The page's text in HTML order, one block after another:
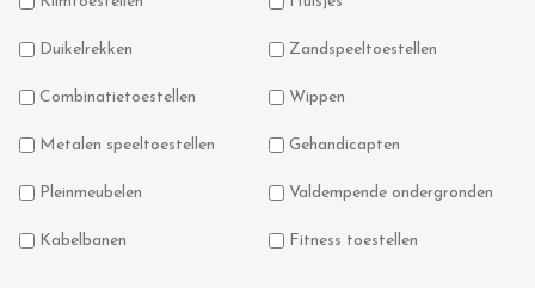
Duikelrekken Zandspeeltoestellen
Combinatietoestellen Wippen
Metalen speeltoestellen Gehandicapten
Pleinmeubelen Valdempende ondergronden
Kabelbanen Fitness toestellen